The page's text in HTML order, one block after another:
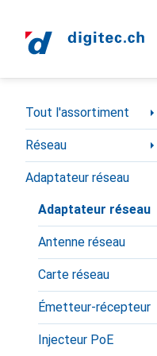
Navigation par catégorie
Tout l'assortiment
Réseau
Adaptateur réseau
Adaptateur réseau
Antenne réseau
Carte réseau
Émetteur-récepteur
Injecteur PoE